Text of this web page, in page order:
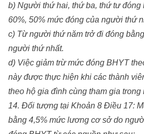
b) Người thứ hai, thứ ba, thứ tư đóng
60%, 50% mức đóng của người thứ
c) Từ người thứ năm trở đi đóng
người thứ nhất.
d) Việc giảm trừ mức đóng BHYT
này được thực hiện khi các thành
theo hộ gia đình cùng tham gia trong
14. Đối tượng tại Khoản 8 Điều 17:
bằng 4,5% mức lương cơ sở do